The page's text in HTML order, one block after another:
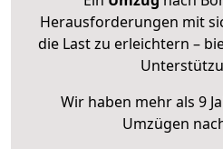
Herausforderungen mit
die Last zu erleichtern –
Wir haben mehr als 9
Umzügen